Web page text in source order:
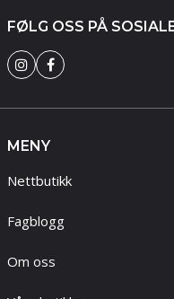
FØLG OSS PÅ
MENY
Nettbutikk
Fagblogg
Om oss